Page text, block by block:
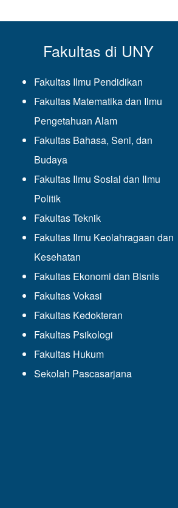
Fakultas di UNY
Fakultas Ilmu Pendidikan
Fakultas Matematika dan Ilmu
Pengetahuan Alam
Fakultas Bahasa, Seni, dan
Budaya
Fakultas Ilmu Sosial dan Ilmu
Politik
Fakultas Teknik
Fakultas Ilmu Keolahragaan dan
Kesehatan
Fakultas Ekonomi dan Bisnis
Fakultas Vokasi
Fakultas Kedokteran
Fakultas Psikologi
Fakultas Hukum
Sekolah Pascasarjana